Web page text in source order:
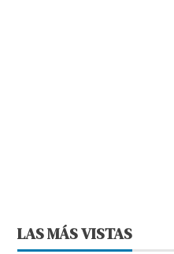
LAS MÁS VISTAS